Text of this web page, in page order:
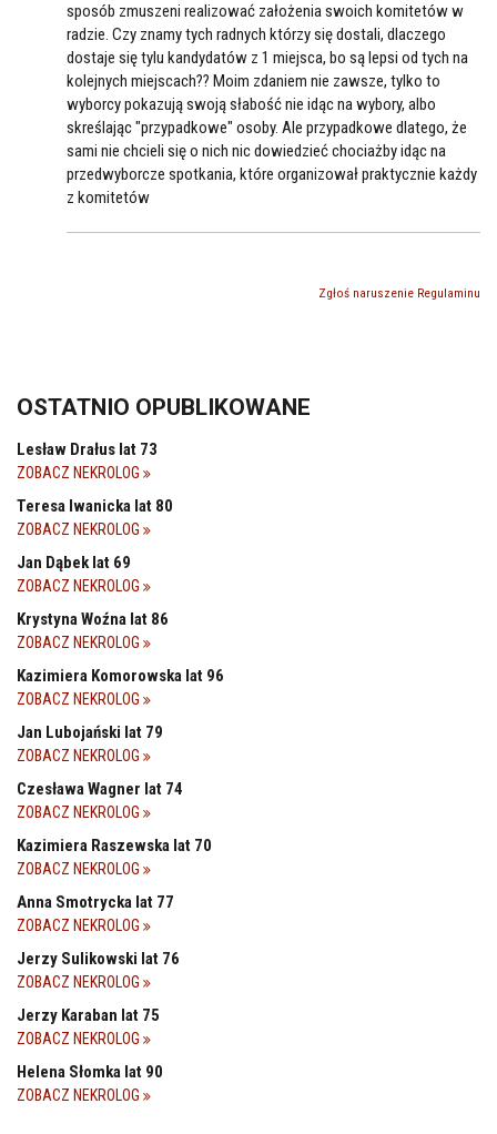
sposób zmuszeni realizować założenia swoich komitetów w
radzie. Czy znamy tych radnych którzy się dostali, dlaczego
dostaje się tylu kandydatów z 1 miejsca, bo są lepsi od tych na
kolejnych miejscach?? Moim zdaniem nie zawsze, tylko to
wyborcy pokazują swoją słabość nie idąc na wybory, albo
skreślając "przypadkowe" osoby. Ale przypadkowe dlatego, że
sami nie chcieli się o nich nic dowiedzieć chociażby idąc na
przedwyborcze spotkania, które organizował praktycznie każdy
z komitetów
Zgłoś naruszenie Regulaminu
OSTATNIO OPUBLIKOWANE
Lesław Drałus lat 73
ZOBACZ NEKROLOG
Teresa Iwanicka lat 80
ZOBACZ NEKROLOG
Jan Dąbek lat 69
ZOBACZ NEKROLOG
Krystyna Woźna lat 86
ZOBACZ NEKROLOG
Kazimiera Komorowska lat 96
ZOBACZ NEKROLOG
Jan Lubojański lat 79
ZOBACZ NEKROLOG
Czesława Wagner lat 74
ZOBACZ NEKROLOG
Kazimiera Raszewska lat 70
ZOBACZ NEKROLOG
Anna Smotrycka lat 77
ZOBACZ NEKROLOG
Jerzy Sulikowski lat 76
ZOBACZ NEKROLOG
Jerzy Karaban lat 75
ZOBACZ NEKROLOG
Helena Słomka lat 90
ZOBACZ NEKROLOG